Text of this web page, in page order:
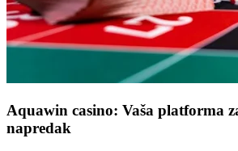
Aquawin casino: Vaša platforma
napredak